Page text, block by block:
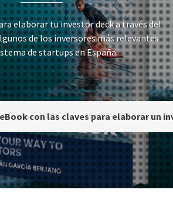
elaborar tu investor deck a través del
de los inversores más relevantes
de startups en España.
con las claves para elaborar un